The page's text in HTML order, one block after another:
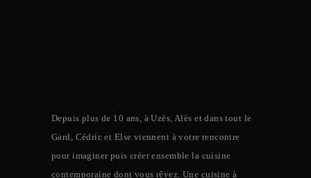
Depuis plus de 10 ans, à Uzès, Alès et dans tout le
Gard, Cédric et Else viennent à votre rencontre
pour imaginer puis créer ensemble la cuisine
contemporaine dont vous rêvez. Une cuisine à